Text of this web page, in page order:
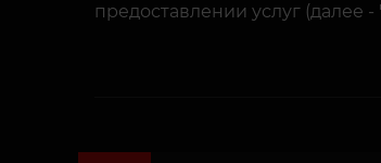
предоставлении услуг (далее